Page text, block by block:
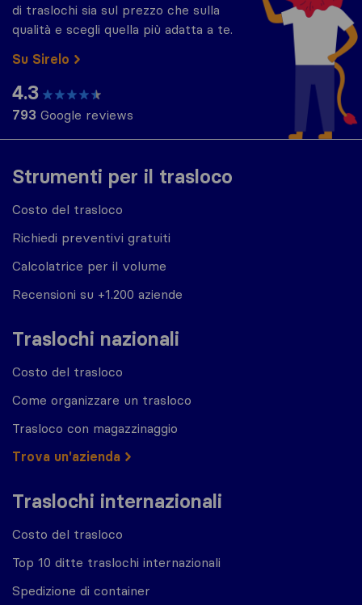
Strumenti per il trasloco
Costo del trasloco
Richiedi preventivi gratuiti
Calcolatrice per il volume
Recensioni su +1.200 aziende
Traslochi nazionali
Costo del trasloco
Come organizzare un trasloco
Trasloco con magazzinaggio
Trova un'azienda
Traslochi internazionali
Costo del trasloco
Top 10 ditte traslochi internazionali
Spedizione di container
di traslochi sia sul prezzo che sulla
qualità e scegli quella più adatta a te.
Su Sirelo
4.3
793 Google reviews